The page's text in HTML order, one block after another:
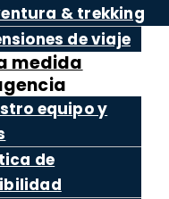
& trekking
de viaje
medida
equipo y
de